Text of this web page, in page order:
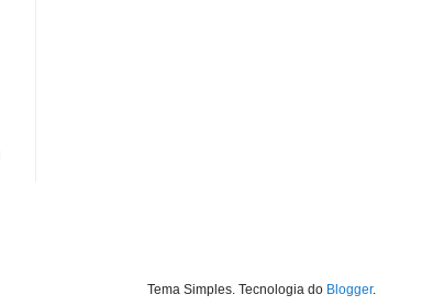
Tema Simples. Tecnologia do Blogger.